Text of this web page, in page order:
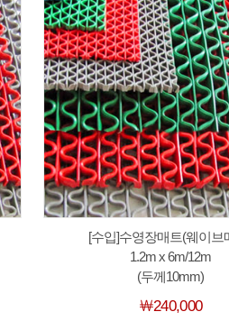
[수입]수영장매트(웨이브
1.2m x 6m/12m
(두께10mm)
￦240,000